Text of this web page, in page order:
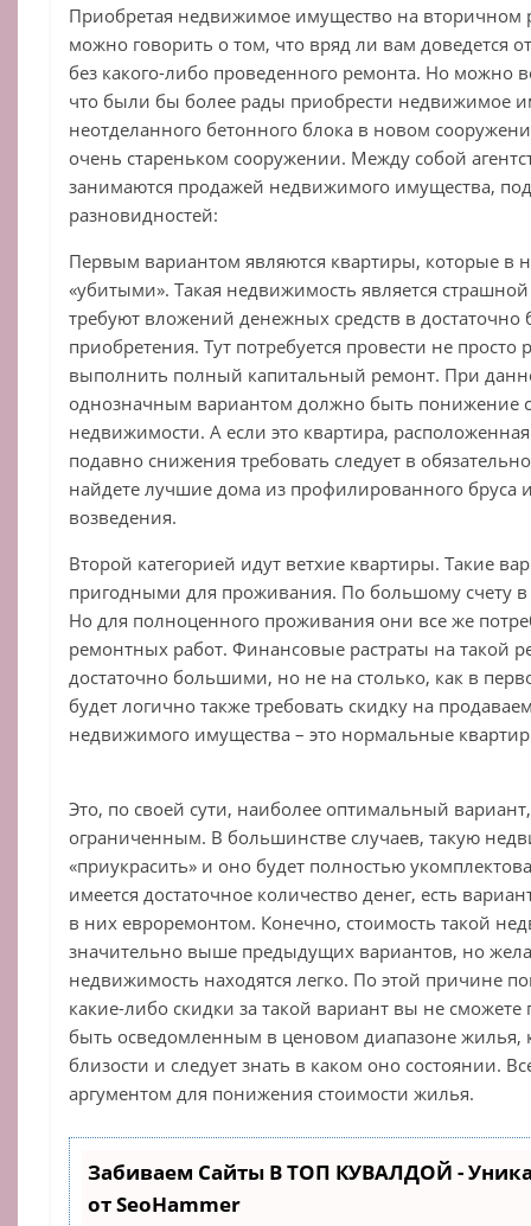
Приобретая недвижимое имущество на вторичном
можно говорить о том, что вряд ли вам доведется
без какого-либо проведенного ремонта. Но можно
что были бы более рады приобрести недвижимое
неотделанного бетонного блока в новом
очень стареньком сооружении. Между собой
занимаются продажей недвижимого имущества,
разновидностей:
Первым вариантом являются квартиры, которые в
«убитыми». Такая недвижимость является
требуют вложений денежных средств в
приобретения. Тут потребуется провести не
выполнить полный капитальный ремонт. При
однозначным вариантом должно быть понижение
недвижимости. А если это квартира,
подавно снижения требовать следует в
найдете лучшие дома из профилированного бруса
возведения.
Второй категорией идут ветхие квартиры. Такие
пригодными для проживания. По большому счету в
Но для полноценного проживания они все же
ремонтных работ. Финансовые растраты на такой
достаточно большими, но не на столько, как в
будет логично также требовать скидку на
недвижимого имущества – это нормальные
Это, по своей сути, наиболее оптимальный
ограниченным. В большинстве случаев, такую
«приукрасить» и оно будет полностью
имеется достаточное количество денег, есть
в них евроремонтом. Конечно, стоимость такой
значительно выше предыдущих вариантов, но
недвижимость находятся легко. По этой причине
какие-либо скидки за такой вариант вы не сможете
быть осведомленным в ценовом диапазоне жилья,
близости и следует знать в каком оно состоянии.
аргументом для понижения стоимости жилья.
Забиваем Сайты В ТОП КУВАЛДОЙ -
от SeoHammer